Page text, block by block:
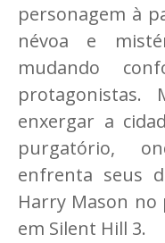
personagem à
névoa e
mudando
protagonistas.
enxergar a
purgatório,
enfrenta seus
Harry Mason
em Silent Hill 3.